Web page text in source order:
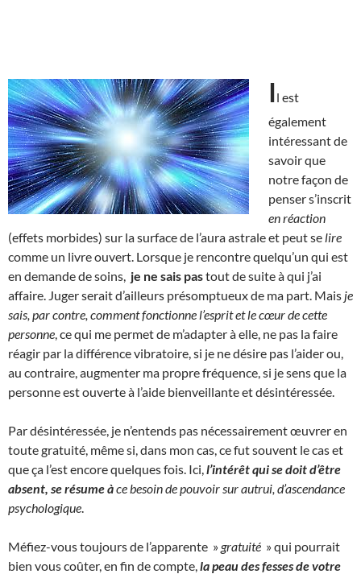
Il est
également
intéressant de
savoir que
notre façon de
penser s’inscrit
en réaction
(effets morbides) sur la surface de l’aura astrale et peut se lire
comme un livre ouvert. Lorsque je rencontre quelqu’un qui est
en demande de soins, je ne sais pastout de suite à qui j’ai
affaire. Juger serait d’ailleurs présomptueux de ma part. Mais je
sais, par contre, comment fonctionne l’esprit et le cœur de cette
personne , ce qui me permet de m’adapter à elle, ne pas la faire
réagir par la différence vibratoire, si je ne désire pas l’aider ou,
au contraire, augmenter ma propre fréquence, si je sens que la
personne est ouverte à l’aide bienveillante et désintéressée.
Par désintéressée, je n’entends pas nécessairement œuvrer en
toute gratuité, même si, dans mon cas, ce fut souvent le cas et
que ça l’est encore quelques fois. Ici, l’intérêt qui se doit d’être
absent, se résume àce besoin de pouvoir sur autrui, d’ascendance
psychologique
Méfiez-vous toujours de l’apparente » gratuité » qui pourrait
bien vous coûter, en fin de compte, la peau des fesses de votre